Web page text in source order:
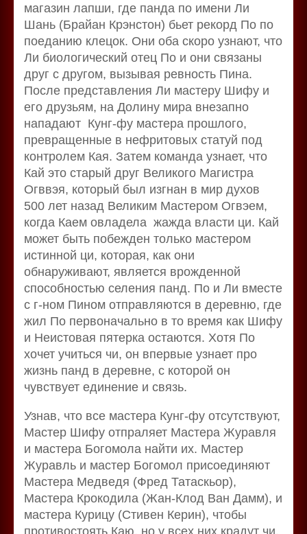
магазин лапши, где панда по имени Ли
Шань (Брайан Крэнстон) бьет рекорд По по
поеданию клецок. Они оба скоро узнают, что
Ли биологический отец Пo и они связаны
друг с другом, вызывая ревность Пина.
После представления Ли мастеру Шифу и
его друзьям, на Долину мира внезапно
нападают Кунг-фу мастера прошлого,
превращенные в нефритовых статуй под
контролем Кая. Затем команда узнает, что
Кай это старый друг Великого Магистра
Огввэя, который был изгнан в мир духов
500 лет назад Великим Мастером Огвэем,
когда Каем овладела жажда власти ци. Кай
может быть побежден только мастером
истинной ци, которая, как они
обнаруживают, является врожденной
способностью селения панд. По и Ли вместе
с г-ном Пином отправляются в деревню, где
жил По первоначально в то время как Шифу
и Неистовая пятерка остаются. Хотя По
хочет учиться чи, он впервые узнает про
жизнь панд в деревне, с которой он
чувствует единение и связь.
Узнав, что все мастера Кунг-фу отсутствуют,
Мастер Шифу отпраляет Мастера Журавля
и мастера Богомола найти их. Мастер
Журавль и мастер Богомол присоединяют
Мастера Медведя (Фред Татаскьор),
Мастера Крокодила (Жан-Клод Ван Дамм), и
мастера Курицу (Стивен Керин), чтобы
противостоять Каю, но у всех них крадут чи.